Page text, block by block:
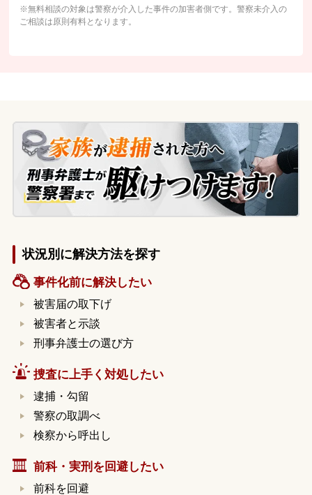
※無料相談の対象は警察が介入した事件の加害者側です。警察未介入の
ご相談は原則有料となります。
状況別に解決方法を探す
事件化前に解決したい
被害届の取下げ
被害者と示談
刑事弁護士の選び方
捜査に上手く対処したい
逮捕・勾留
警察の取調べ
検察から呼出し
前科・実刑を回避したい
前科を回避